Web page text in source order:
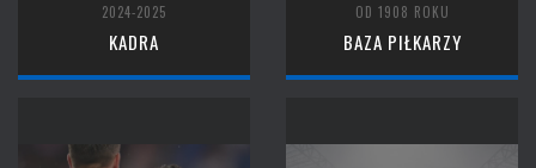
2024-2025
KADRA
OD 1908 ROKU
BAZA PIŁKARZY